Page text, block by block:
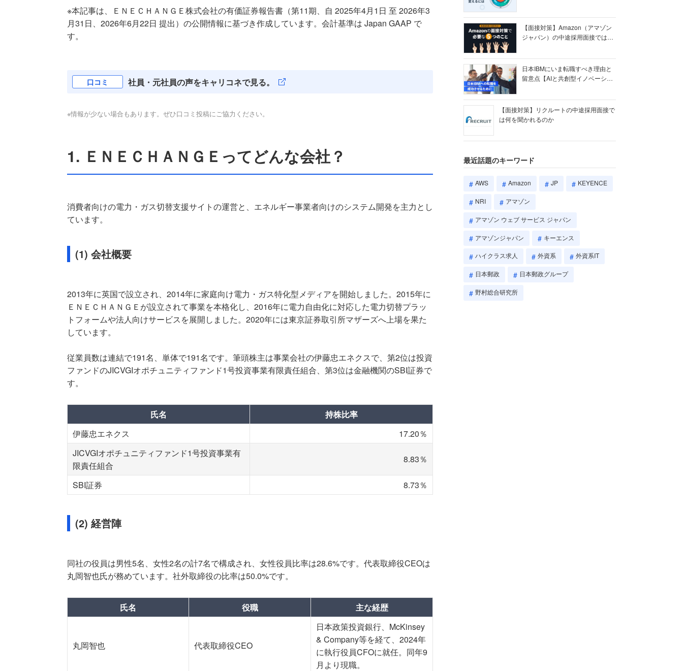
※本記事は、ＥＮＥＣＨＡＮＧＥ株式会社の有価証券報告書（第11期、自 2025年4月1日 至 2026年3
月31日、2026年6月22日 提出）の公開情報に基づき作成しています。会計基準は Japan GAAP で
す。
口コミ 社員・元社員の声をキャリコネで見る。
※情報が少ない場合もあります。ぜひ口コミ投稿にご協力ください。
1. ＥＮＥＣＨＡＮＧＥってどんな会社？
消費者向けの電力・ガス切替支援サイトの運営と、エネルギー事業者向けのシステム開発を主力とし
ています。
(1) 会社概要
2013年に英国で設立され、2014年に家庭向け電力・ガス特化型メディアを開始しました。2015年に
ＥＮＥＣＨＡＮＧＥが設立されて事業を本格化し、2016年に電力自由化に対応した電力切替プラッ
トフォームや法人向けサービスを展開しました。2020年には東京証券取引所マザーズへ上場を果た
しています。
従業員数は連結で191名、単体で191名です。筆頭株主は事業会社の伊藤忠エネクスで、第2位は投資
ファンドのJICVGIオポチュニティファンド1号投資事業有限責任組合、第3位は金融機関のSBI証券で
す。
氏名
持株比率
伊藤忠エネクス
17.20％
JICVGIオポチュニティファンド1号投資事業有
限責任組合
8.83％
SBI証券 8.73％
(2) 経営陣
同社の役員は男性5名、女性2名の計7名で構成され、女性役員比率は28.6%です。代表取締役CEOは
丸岡智也氏が務めています。社外取締役の比率は50.0%です。
氏名 役職 主な経歴
丸岡智也 代表取締役CEO
日本政策投資銀行、McKinsey
& Company等を経て、2024年
に執行役員CFOに就任。同年9
月より現職。
【面接対策】Amazon（アマゾン
ジャパン）の中途採用面接では何
日本IBMにいま転職すべき理由と
留意点【AIと共創型イノベーショ
【面接対策】リクルートの中途採用面接で
は何を聞かれるのか
最近話題のキーワード
AWS Amazon JP KEYENCE
NRI アマゾン
アマゾン ウェブ サービス ジャパン
アマゾンジャパン キーエンス
ハイクラス求人 外資系 外資系IT
日本郵政 日本郵政グループ
野村総合研究所